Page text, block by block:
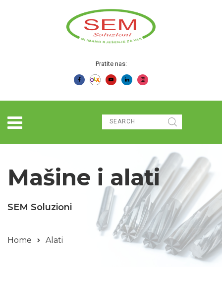
Pratite nas:
Mašine i alati
SEM Soluzioni
Home Alati